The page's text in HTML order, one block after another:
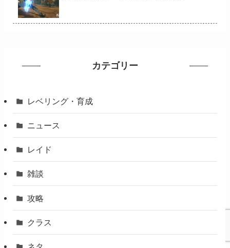
カテゴリー
レベリング・育成
ニュース
レイド
雑談
攻略
クラス